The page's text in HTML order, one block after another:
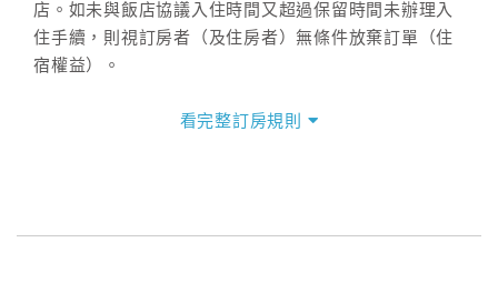
店。如未與飯店協議入住時間又超過保留時間未辦理入
住手續，則視訂房者（及住房者）無條件放棄訂單（住
宿權益）。
四、訂單異動
看完整訂房規則